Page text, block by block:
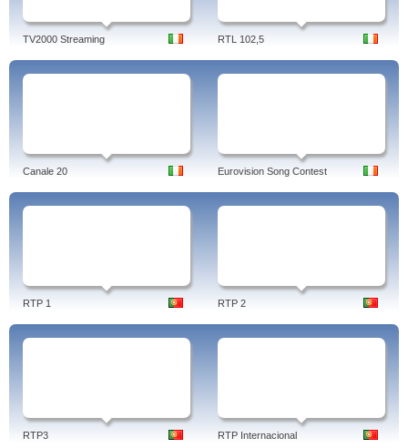
TV2000 Streaming RTL 102,5
Canale 20 Eurovision Song Contest
RTP 1 RTP 2
RTP3 RTP Internacional